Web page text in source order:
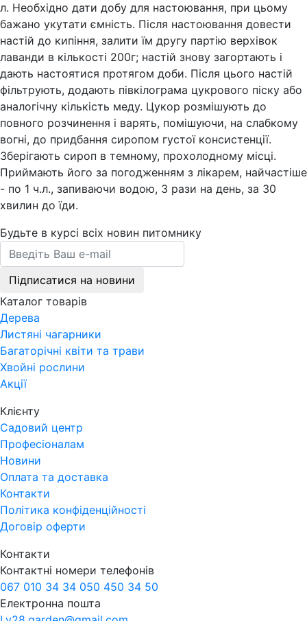
л. Необхідно дати добу для настоювання, при цьому
бажано укутати ємність. Після настоювання довести
настій до кипіння, залити їм другу партію верхівок
лаванди в кількості 200г; настій знову загортають і
дають настоятися протягом доби. Після цього настій
фільтрують, додають півкілограма цукрового піску або
аналогічну кількість меду. Цукор розмішують до
повного розчинення і варять, помішуючи, на слабкому
вогні, до придбання сиропом густої консистенції.
Зберігають сироп в темному, прохолодному місці.
Приймають його за погодженням з лікарем, найчастіше
- по 1 ч.л., запиваючи водою, 3 рази на день, за 30
хвилин до їди.
Будьте в курсі всіх новин питомнику
Підписатися на новини
Каталог товарів
Дерева
Листяні чагарники
Багаторічні квіти та трави
Хвойні рослини
Акції
Клієнту
Садовий центр
Професіоналам
Новини
Оплата та доставка
Контакти
Політика конфіденційності
Договір оферти
Контакти
Контактні номери телефонів
067 010 34 34 050 450 34 50
Електронна пошта